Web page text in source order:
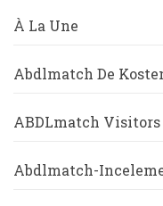
À La Une
Abdlmatch De
ABDLmatch Visitors
Abdlmatch-